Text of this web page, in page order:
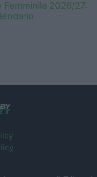
Femminile 2026/27: